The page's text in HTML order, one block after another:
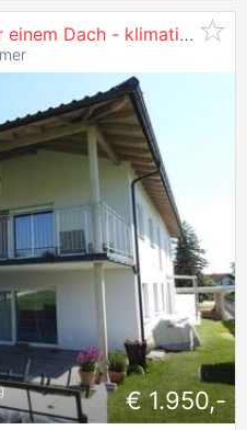
Wohnen und Arbeiten unter einem Dach - klimatisierter Neubau-Wohntraum mit Garten
€ 1.950,-